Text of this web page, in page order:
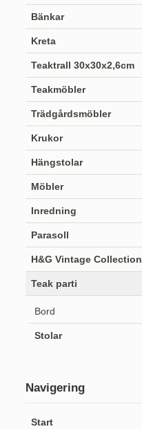
Bänkar
Kreta
Teaktrall 30x30x2,6cm
Teakmöbler
Trädgårdsmöbler
Krukor
Hängstolar
Möbler
Inredning
Parasoll
H&G Vintage Collection
Teak parti
Bord
Stolar
Navigering
Start